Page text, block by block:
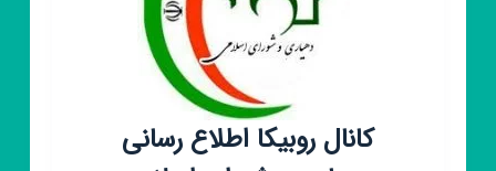
کانال روبیکا اطلاع رسانی